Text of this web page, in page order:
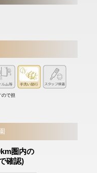
ので担
圏内の
確認)